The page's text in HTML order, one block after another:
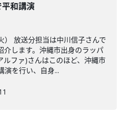
和講演
） 放送分担当は中川信子さんで
介します。沖縄市出身のラッパ
ルファ)さんはこのほど、沖縄市
演を行い、自身...